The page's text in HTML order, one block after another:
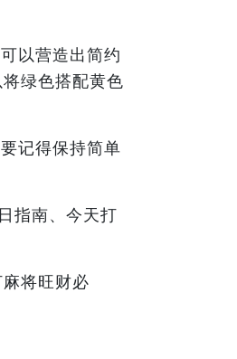
以营造出简约
绿色搭配黄色
记得保持简单
指南、今天打
将旺财必